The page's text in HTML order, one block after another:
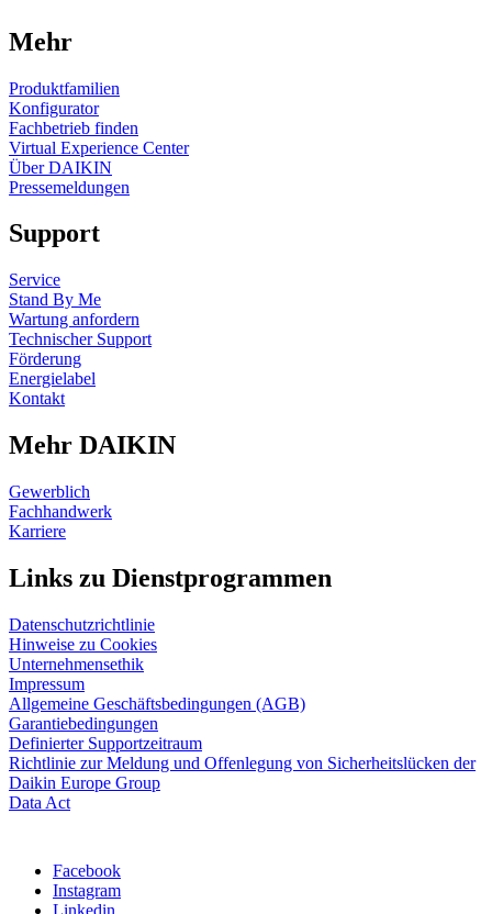
Mehr
Produktfamilien
Konfigurator
Fachbetrieb finden
Virtual Experience Center
Über DAIKIN
Pressemeldungen
Support
Service
Stand By Me
Wartung anfordern
Technischer Support
Förderung
Energielabel
Kontakt
Mehr DAIKIN
Gewerblich
Fachhandwerk
Karriere
Links zu Dienstprogrammen
Datenschutzrichtlinie
Hinweise zu Cookies
Unternehmensethik
Impressum
Allgemeine Geschäftsbedingungen (AGB)
Garantiebedingungen
Definierter Supportzeitraum
Richtlinie zur Meldung und Offenlegung von Sicherheitslücken der
Daikin Europe Group
Data Act
Facebook
Instagram
Linkedin